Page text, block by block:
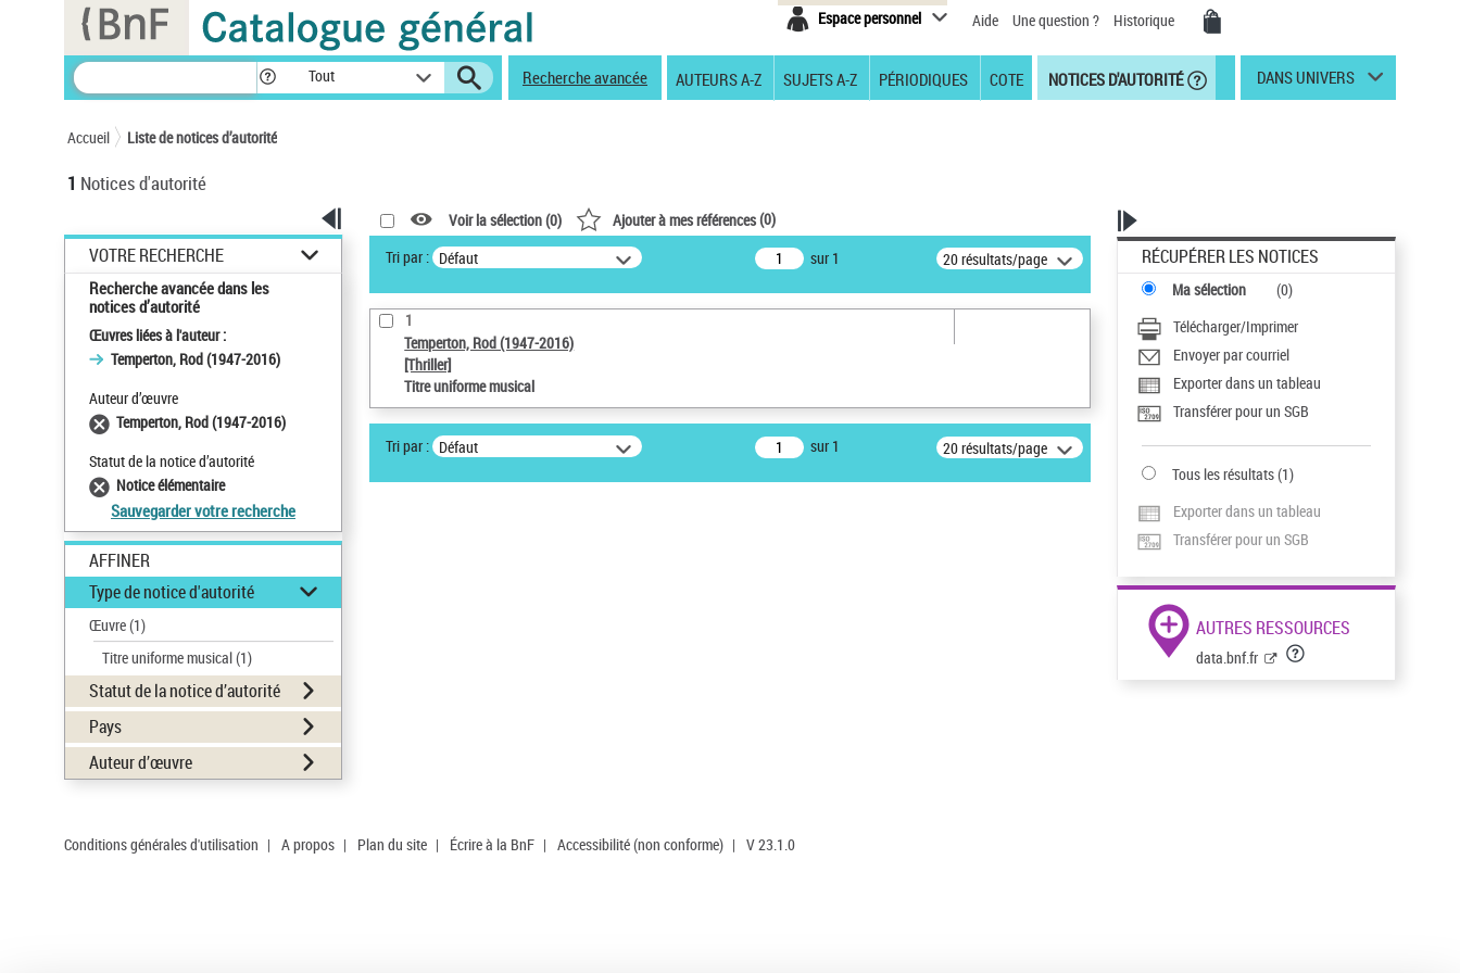
Espace personnel Aide Une question ? Historique
Tout Recherche avancée AUTEURS A-Z SUJETS A-Z PÉRIODIQUES COTE NOTICES D'AUTORITÉ DANS UNIVERS
Accueil Liste de notices d’autorité
1 Notices d'autorité
VOTRE RECHERCHE
Recherche avancée dans les
notices d’autorité
Œuvres liées à l'auteur :
Temperton, Rod (1947-2016)
Auteur d’œuvre
Temperton, Rod (1947-2016)
Statut de la notice d’autorité
Notice élémentaire
Sauvegarder votre recherche
AFFINER
Type de notice d'autorité
Œuvre(1)
Titre uniforme musical(1)
Statut de la notice d’autorité
Pays
Auteur d’œuvre
Voir la sélection (0) Ajouter à mes références(0)
Tri par : Défaut sur 1 20 résultats/page
1
Temperton, Rod (1947-2016)
[Thriller]
Titre uniforme musical
Tri par : Défaut sur 1 20 résultats/page
RÉCUPÉRER LES NOTICES
Ma sélection (0)
Télécharger/Imprimer
Envoyer par courriel
Exporter dans un tableau
Transférer pour un SGB
Tous les résultats(1)
Exporter dans un tableau
Transférer pour un SGB
AUTRES RESSOURCES
data.bnf.fr
Conditions générales d'utilisation | A propos | Plan du site | Écrire à la BnF | Accessibilité (non conforme) | V 23.1.0
Panneau de gestion des cookies